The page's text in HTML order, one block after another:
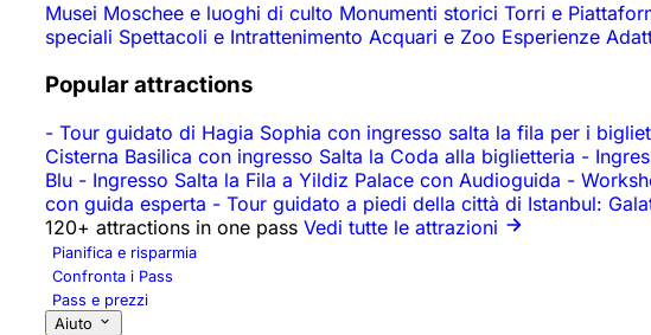
Musei Moschee e luoghi di culto Monumenti storici Torri e
speciali Spettacoli e Intrattenimento Acquari e Zoo Esperienze
Popular attractions
- Tour guidato di Hagia Sophia con ingresso salta la fila per i
Cisterna Basilica con ingresso Salta la Coda alla biglietteria -
Blu - Ingresso Salta la Fila a Yildiz Palace con Audioguida -
con guida esperta - Tour guidato a piedi della città di Istanbul:
120+ attractions in one pass Vedi tutte le attrazioni
Pianifica e risparmia
Confronta i Pass
Pass e prezzi
Aiuto